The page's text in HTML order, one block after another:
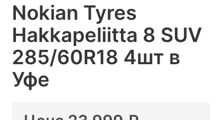
Nokian Tyres
Hakkapeliitta 8 SUV
285/60R18 4шт в
Уфе